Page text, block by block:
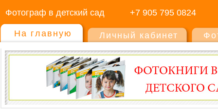
Фотограф в детский сад +7 905 795 0824
На главную Личный кабинет